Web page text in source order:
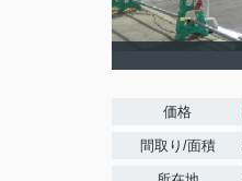
価格
間取り/面積